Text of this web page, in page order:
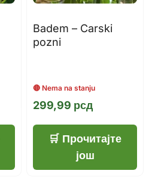
Badem – Carski
pozni
299,99 рсд
Прочитајте
још